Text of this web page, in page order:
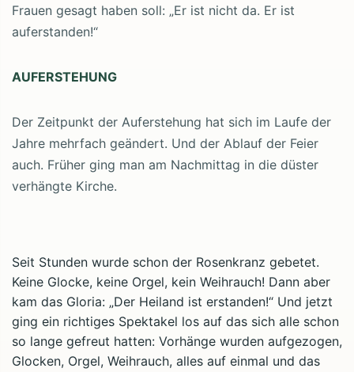
Frauen gesagt haben soll: „Er ist nicht da. Er ist
auferstanden!“
AUFERSTEHUNG
Der Zeitpunkt der Auferstehung hat sich im Laufe der
Jahre mehrfach geändert. Und der Ablauf der Feier
auch. Früher ging man am Nachmittag in die düster
verhängte Kirche.
Seit Stunden wurde schon der Rosenkranz gebetet.
Keine Glocke, keine Orgel, kein Weihrauch! Dann aber
kam das Gloria: „Der Heiland ist erstanden!“ Und jetzt
ging ein richtiges Spektakel los auf das sich alle schon
so lange gefreut hatten: Vorhänge wurden aufgezogen,
Glocken, Orgel, Weihrauch, alles auf einmal und das